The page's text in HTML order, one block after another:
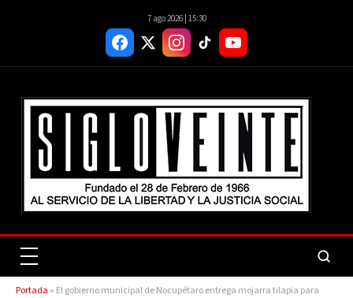
7 ago 2026 | 15:30
Portada » El gobierno municipal de Nocupétaro entrega mojarra tilapia para